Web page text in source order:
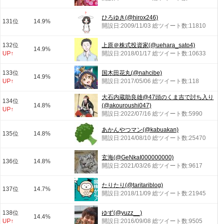
131位 14.9%
ひろゆき(@hirox246)
開設日:2009/11/03 総ツイート数:11810
132位
UP↑
14.9%
上原＠株式投資家(@uehara_sato4)
開設日:2018/01/17 総ツイート数:10633
133位
UP↑
14.9%
国木田花丸(@nahcibe)
開設日:2017/05/06 総ツイート数:118
134位
UP↑
14.8%
大石内蔵助良雄@47頭のくま吉で討ち入り
(@akouroushi047)
開設日:2022/07/16 総ツイート数:5990
135位 14.8%
あかんやつマン(@kabuakan)
開設日:2014/08/10 総ツイート数:25470
136位 14.8%
玄海(@GeNkaI000000000)
開設日:2021/03/26 総ツイート数:9617
137位 14.7%
たりたり(@taritariblog)
開設日:2018/11/09 総ツイート数:21945
138位
UP↑
14.4%
ゆず(@yuzz__)
開設日:2016/09/08 総ツイート数:9505